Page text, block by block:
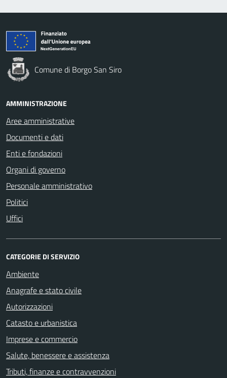
Comune di Borgo San Siro
AMMINISTRAZIONE
Aree amministrative
Documenti e dati
Enti e fondazioni
Organi di governo
Personale amministrativo
Politici
Uffici
CATEGORIE DI SERVIZIO
Ambiente
Anagrafe e stato civile
Autorizzazioni
Catasto e urbanistica
Imprese e commercio
Salute, benessere e assistenza
Tributi, finanze e contravvenzioni